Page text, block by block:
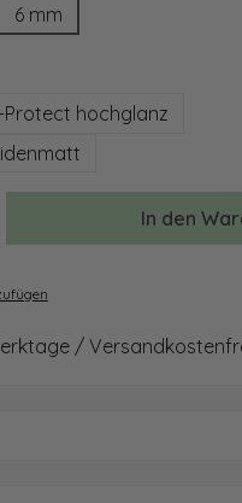
Option ist zurzeit nicht
6 mm
Protect hochglanz
den gewünschten Wert ein
In den
/